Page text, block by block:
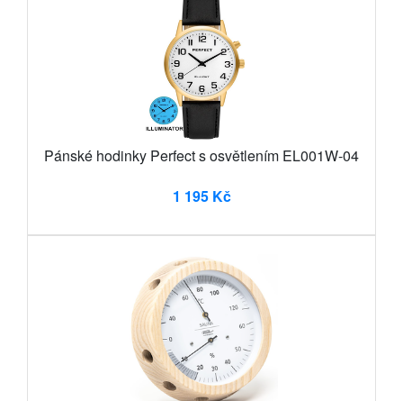
Pánské hodinky Perfect s osvětlením EL001W-04
1 195 Kč